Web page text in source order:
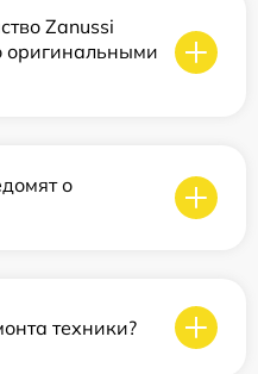
Zanussi
оригинальными
о
техники?